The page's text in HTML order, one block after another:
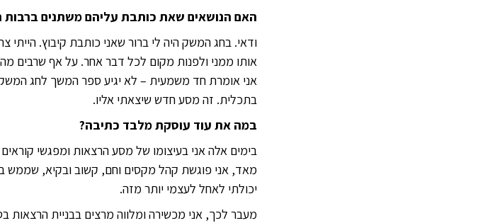
האם הנושאים שאת כותבת עליהם משתנים ברבות
ודאי. בחג המשק היה לי ברור שאני כותבת קיבוץ. הייתי
אותו ממני ולפנות מקום לכל דבר אחר. על אף שרבים
אני אומרת חד משמעית – לא יגיע ספר המשך לחג
בתכלית. זה מסע חדש שיצאתי אליו.
במה את עוד עוסקת מלבד כתיבה?
בימים אלה אני בעיצומו של מסע הרצאות ומפגשי
מאד, אני פוגשת קהל מקסים וחם, קשוב ובקיא, שממש
יכולתי לאחל לעצמי יותר מזה.
מעבר לכך, אני מכשירה ומלווה מרצים בבניית הרצאות